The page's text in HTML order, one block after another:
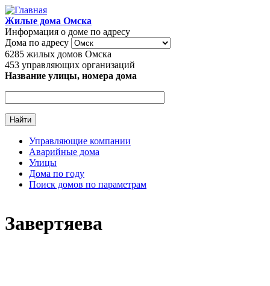
Перейти к основному содержанию
Жилые дома Омска
Информация о доме по адресу
Дома по адресу
6285 жилых домов Омска
453 управляющих организаций
Название улицы, номера дома
Главное меню
Управляющие компании
Аварийные дома
Улицы
Дома по году
Поиск домов по параметрам
Завертяева